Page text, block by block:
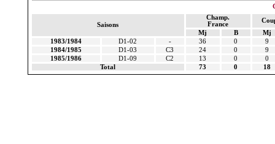
Saisons
Champ.
France
Mj
B
Mj
1983/1984
D1-02 - 36 0
9
1984/1985
D1-03 C3 24 0
9
1985/1986
D1-09 C2 13 0
0
Total
73 0 18